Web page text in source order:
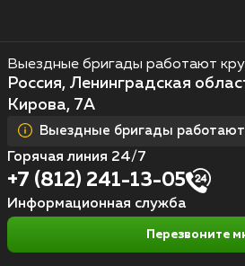
Выездные бригады работают
Россия, Ленинградская
Кирова, 7А
Выездные бригады работают
Горячая линия 24/7
+7 (812) 241-13-05
Информационная служба
Перезвоните